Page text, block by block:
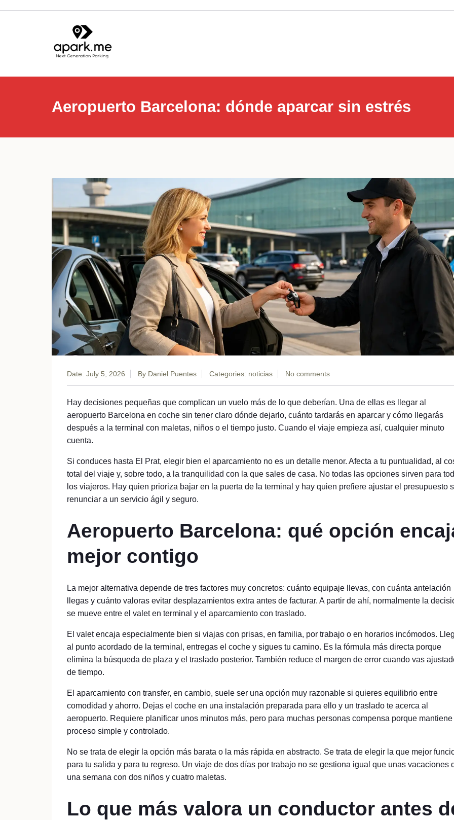
Aeropuerto Barcelona: dónde aparcar sin estrés
Date: July 5, 2026 By Daniel Puentes Categories: noticias No comments
Hay decisiones pequeñas que complican un vuelo más de lo que deberían. Una de ellas es llegar al
aeropuerto Barcelona en coche sin tener claro dónde dejarlo, cuánto tardarás en aparcar y cómo llegarás
después a la terminal con maletas, niños o el tiempo justo. Cuando el viaje empieza así, cualquier minuto
cuenta.
Si conduces hasta El Prat, elegir bien el aparcamiento no es un detalle menor. Afecta a tu puntualidad, al
total del viaje y, sobre todo, a la tranquilidad con la que sales de casa. No todas las opciones sirven para
los viajeros. Hay quien prioriza bajar en la puerta de la terminal y hay quien prefiere ajustar el presupuesto
renunciar a un servicio ágil y seguro.
Aeropuerto Barcelona: qué opción
mejor contigo
La mejor alternativa depende de tres factores muy concretos: cuánto equipaje llevas, con cuánta antelación
llegas y cuánto valoras evitar desplazamientos extra antes de facturar. A partir de ahí, normalmente la
se mueve entre el valet en terminal y el aparcamiento con traslado.
El valet encaja especialmente bien si viajas con prisas, en familia, por trabajo o en horarios incómodos.
al punto acordado de la terminal, entregas el coche y sigues tu camino. Es la fórmula más directa porque
elimina la búsqueda de plaza y el traslado posterior. También reduce el margen de error cuando vas
de tiempo.
El aparcamiento con transfer, en cambio, suele ser una opción muy razonable si quieres equilibrio entre
comodidad y ahorro. Dejas el coche en una instalación preparada para ello y un traslado te acerca al
aeropuerto. Requiere planificar unos minutos más, pero para muchas personas compensa porque mantiene
proceso simple y controlado.
No se trata de elegir la opción más barata o la más rápida en abstracto. Se trata de elegir la que mejor
para tu salida y para tu regreso. Un viaje de dos días por trabajo no se gestiona igual que unas vacaciones
una semana con dos niños y cuatro maletas.
Lo que más valora un conductor antes